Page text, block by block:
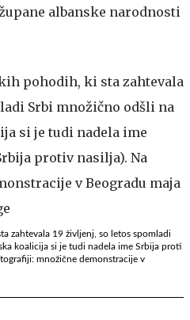
albanske narodnosti
zahtevala 19 življenj, so letos spomladi
koalicija si je tudi nadela ime Srbija proti
množične demonstracije v